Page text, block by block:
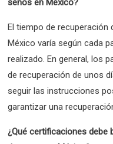
senos en México?
El tiempo de recuperación
México varía según cada
realizado. En general, los
de recuperación de unos
seguir las instrucciones
garantizar una
¿Qué certificaciones debe